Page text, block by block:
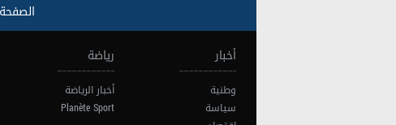
أخبار
وطنية
سياسة
رياضة
أخبار الرياضة
Planète Sport